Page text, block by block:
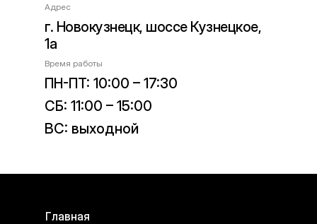
Время работы
ПН-ПТ: 10:00 – 17:30
СБ: 11:00 – 15:00
ВС: выходной
Адрес
г. Новокузнецк, шоссе Кузнецкое,
1а
Главная